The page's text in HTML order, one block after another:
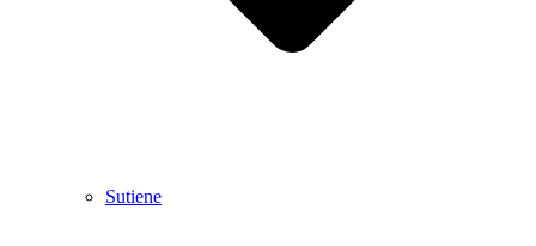
Sutiene